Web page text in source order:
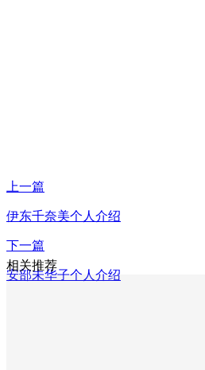
上一篇
伊东千奈美个人介绍
下一篇
安部未华子个人介绍
相关推荐